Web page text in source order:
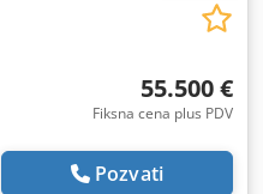
55.500 €
Fiksna cena plus PDV
Pozvati